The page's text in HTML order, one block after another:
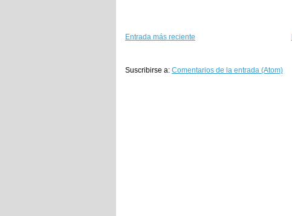
Entrada más reciente
Suscribirse a: Comentarios de la entrada (Atom)